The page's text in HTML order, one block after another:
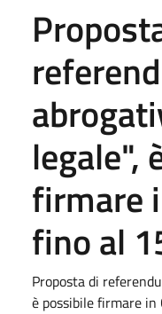
legale",
firmare
fino al
Proposta di
è possibile firmare